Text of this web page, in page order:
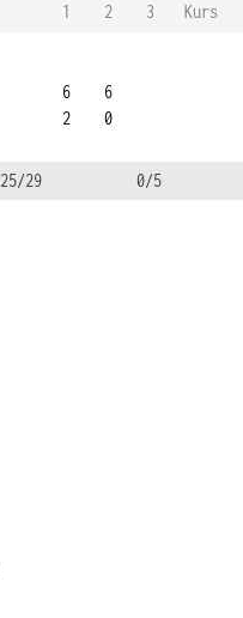
1 2 3
Kurs
6
2
6
0
25/29 0/5